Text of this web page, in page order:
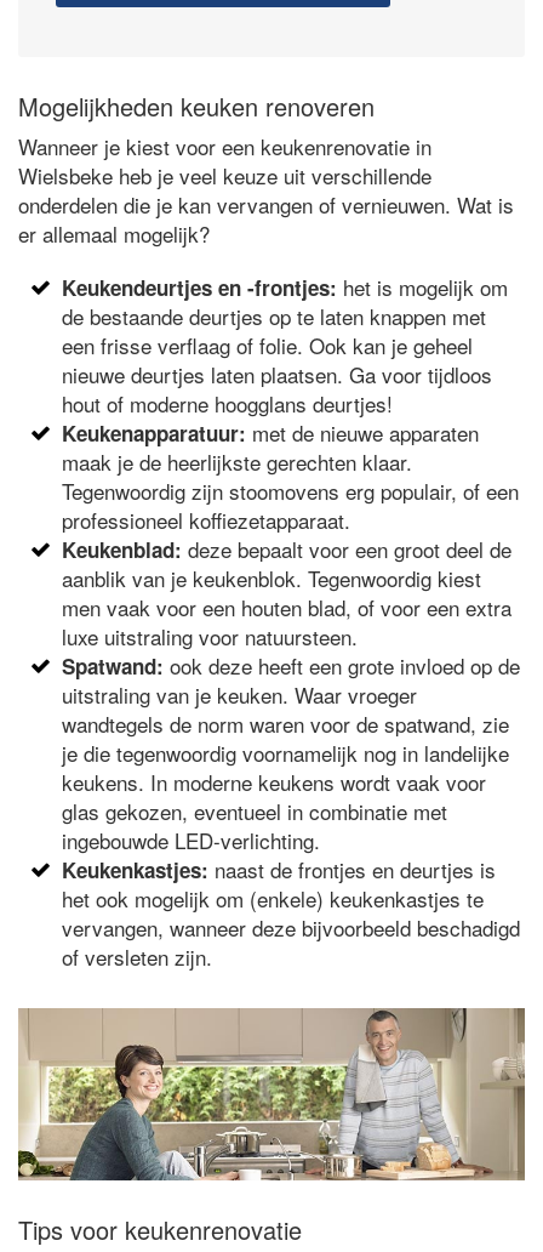
Mogelijkheden keuken renoveren
Wanneer je kiest voor een keukenrenovatie in
Wielsbeke heb je veel keuze uit verschillende
onderdelen die je kan vervangen of vernieuwen. Wat is
er allemaal mogelijk?
Keukendeurtjes en -frontjes: het is mogelijk om
de bestaande deurtjes op te laten knappen met
een frisse verflaag of folie. Ook kan je geheel
nieuwe deurtjes laten plaatsen. Ga voor tijdloos
hout of moderne hoogglans deurtjes!
Keukenapparatuur: met de nieuwe apparaten
maak je de heerlijkste gerechten klaar.
Tegenwoordig zijn stoomovens erg populair, of een
professioneel koffiezetapparaat.
Keukenblad: deze bepaalt voor een groot deel de
aanblik van je keukenblok. Tegenwoordig kiest
men vaak voor een houten blad, of voor een extra
luxe uitstraling voor natuursteen.
Spatwand: ook deze heeft een grote invloed op de
uitstraling van je keuken. Waar vroeger
wandtegels de norm waren voor de spatwand, zie
je die tegenwoordig voornamelijk nog in landelijke
keukens. In moderne keukens wordt vaak voor
glas gekozen, eventueel in combinatie met
ingebouwde LED-verlichting.
Keukenkastjes: naast de frontjes en deurtjes is
het ook mogelijk om (enkele) keukenkastjes te
vervangen, wanneer deze bijvoorbeeld beschadigd
of versleten zijn.
Tips voor keukenrenovatie